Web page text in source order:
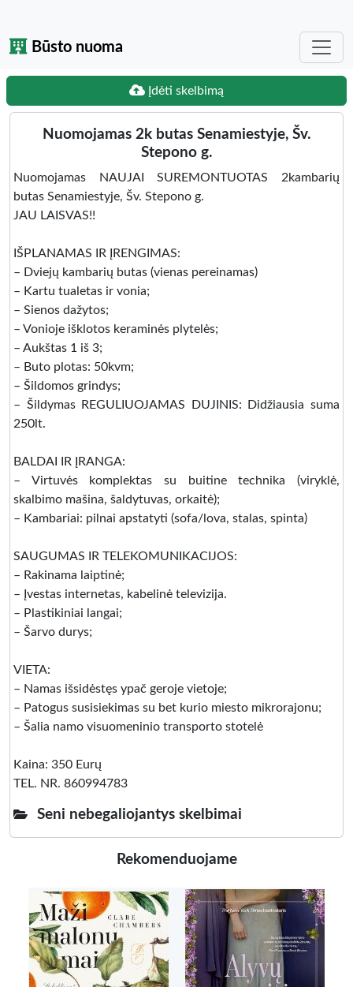
Būsto nuoma
Įdėti skelbimą
Nuomojamas 2k butas Senamiestyje, Šv.
Stepono g.
Nuomojamas NAUJAI SUREMONTUOTAS 2kambarių
butas Senamiestyje, Šv. Stepono g.
JAU LAISVAS!!
IŠPLANAMAS IR ĮRENGIMAS:
– Dviejų kambarių butas (vienas pereinamas)
– Kartu tualetas ir vonia;
– Sienos dažytos;
– Vonioje išklotos keraminės plytelės;
– Aukštas 1 iš 3;
– Buto plotas: 50kvm;
– Šildomos grindys;
– Šildymas REGULIUOJAMAS DUJINIS: Didžiausia suma
250lt.
BALDAI IR ĮRANGA:
– Virtuvės komplektas su buitine technika (viryklė,
skalbimo mašina, šaldytuvas, orkaitė);
– Kambariai: pilnai apstatyti (sofa/lova, stalas, spinta)
SAUGUMAS IR TELEKOMUNIKACIJOS:
– Rakinama laiptinė;
– Įvestas internetas, kabelinė televizija.
– Plastikiniai langai;
– Šarvo durys;
VIETA:
– Namas išsidėstęs ypač geroje vietoje;
– Patogus susisiekimas su bet kurio miesto mikrorajonu;
– Šalia namo visuomeninio transporto stotelė
Kaina: 350 Eurų
TEL. NR. 860994783
Seni nebegaliojantys skelbimai
Rekomenduojame